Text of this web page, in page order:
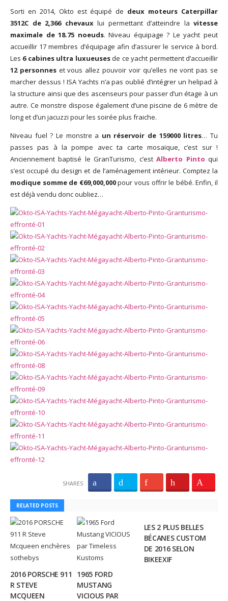
Sorti en 2014, Okto est équipé de deux moteurs Caterpillar
3512C de 2,366 chevauxlui permettant d’atteindre la vitesse
maximale de 18.75 noeuds. Niveau équipage ? Le yacht peut
accueillir 17 membres d’équipage afin d’assurer le service à bord.
Les 6 cabines ultra luxueusesde ce yacht permettent d’accueillir
12 personneset vous allez pouvoir voir qu’elles ne vont pas se
marcher dessus ! ISA Yachts n’a pas oublié d’intégrer un helipad à
la structure ainsi que des ascenseurs pour passer d’un étage à un
autre. Ce monstre dispose également d’une piscine de 6 mètre de
long et d’un jacuzzi pour les soirée plus fraiche.
Niveau fuel ? Le monstre a un réservoir de 159000 litres… Tu
passes pas à la pompe avec ta carte mosaïque, c’est sur !
Anciennement baptisé le GranTurismo, c’estAlberto Pinto qui
s’est occupé du design et de l’aménagement intérieur. Comptez la
modique somme de €69,000,000pour vous offrir le bébé. Enfin, il
est déjà vendu donc oubliez…
SHARES
RELATED POSTS
2016 PORSCHE 911
R STEVE
MCQUEEN
1965 FORD
MUSTANG
VICIOUS PAR
LES 2 PLUS BELLES
BÉCANES CUSTOM
DE 2016 SELON
BIKEEXIF